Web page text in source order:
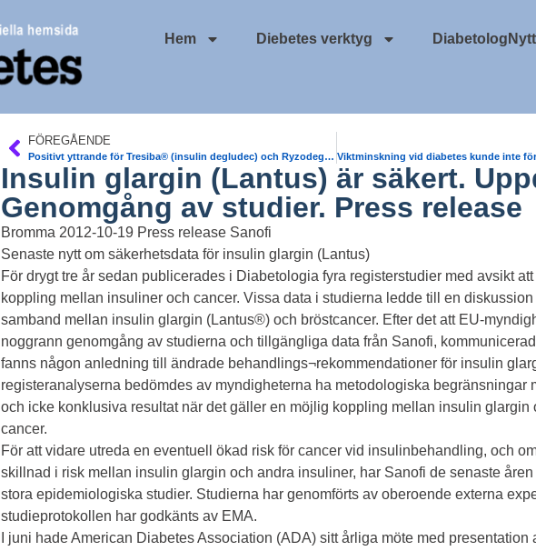
Hem Diebetes verktyg DiabetologNytt
FÖREGÅENDE
Positivt yttrande för Tresiba® (insulin degludec) och Ryzodeg® (insulin degludec/insulin aspart) från europeiska läkemedelsmyndigheten EMEA
Insulin glargin (Lantus) är säkert.
Genomgång av studier. Press release
Bromma 2012-10-19 Press release Sanofi
Senaste nytt om säkerhetsdata för insulin glargin (Lantus)
För drygt tre år sedan publicerades i Diabetologia fyra registerstudier med avsikt
koppling mellan insuliner och cancer. Vissa data i studierna ledde till en
samband mellan insulin glargin (Lantus®) och bröstcancer. Efter det att EU-
noggrann genomgång av studierna och tillgängliga data från Sanofi,
fanns någon anledning till ändrade behandlings¬rekommendationer för insulin
registeranalyserna bedömdes av myndigheterna ha metodologiska begränsningar
och icke konklusiva resultat när det gäller en möjlig koppling mellan insulin glargin
cancer.
För att vidare utreda en eventuell ökad risk för cancer vid insulinbehandling, och
skillnad i risk mellan insulin glargin och andra insuliner, har Sanofi de senaste
stora epidemiologiska studier. Studierna har genomförts av oberoende externa
studieprotokollen har godkänts av EMA.
I juni hade American Diabetes Association (ADA) sitt årliga möte med presentation